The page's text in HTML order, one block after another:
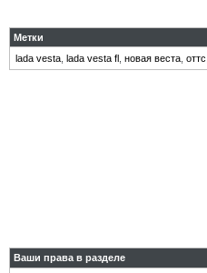
Метки
lada vesta lada vesta fl новая веста оттс
Ваши права в разделе